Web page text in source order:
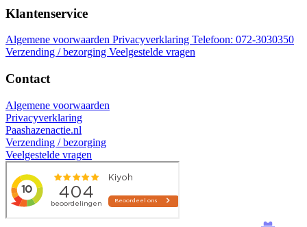
Klantenservice
Algemene voorwaarden Privacyverklaring Telefoon: 072-3030350
Verzending / bezorging Veelgestelde vragen
Contact
Algemene voorwaarden
Privacyverklaring
Paashazenactie.nl
Verzending / bezorging
Veelgestelde vragen